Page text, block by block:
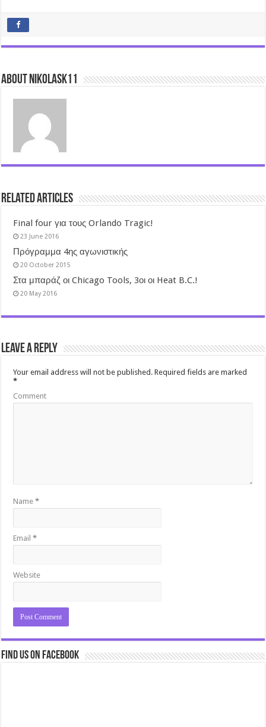
About nikolask11
Related Articles
Final four για τους Orlando Tragic!
23 June 2016
Πρόγραμμα 4ης αγωνιστικής
20 October 2015
Στα μπαράζ οι Chicago Tools, 3οι οι Heat B.C.!
20 May 2016
Leave a Reply
Your email address will not be published. Required fields are marked
*
Comment
Name*
Email*
Website
Find us on Facebook